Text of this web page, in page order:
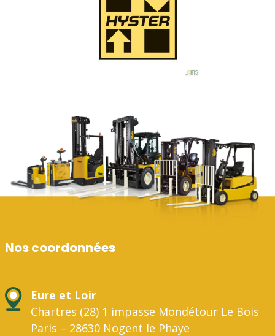
Nos coordonnées
Eure et Loir
Chartres (28) 1 impasse Mondétour Le Bois
Paris – 28630 Nogent le Phaye